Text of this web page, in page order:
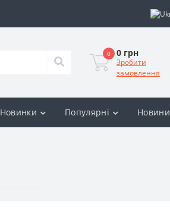
0 0 грн
Зробити
замовлення
Новинки Популярні Новини